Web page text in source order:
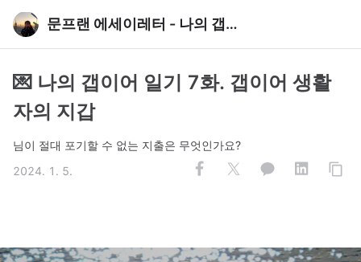
문프랜 에세이레터 - 나의 갭이어 일기
💌 나의 갭이어 일기 7화. 갭이어 생활
자의 지갑
님이 절대 포기할 수 없는 지출은 무엇인가요?
2024. 1. 5.